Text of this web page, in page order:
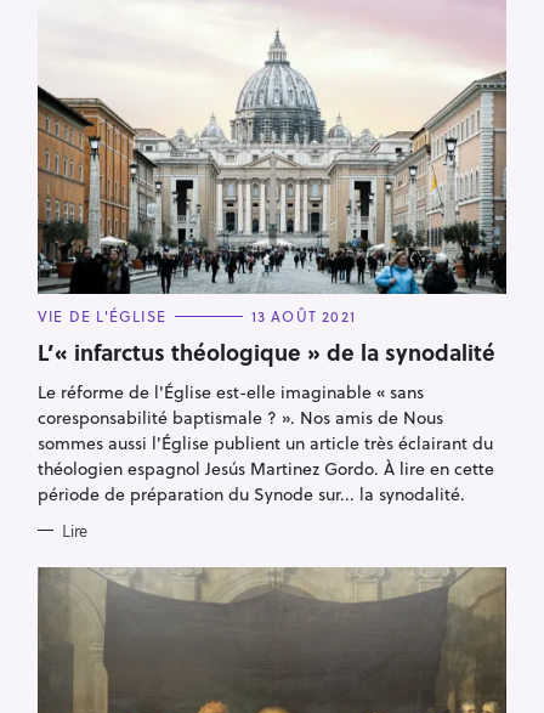
C
T
E
O
I
E
S
VIE DE L'ÉGLISE 13 AOÛT 2021
L’« infarctus théologique » de la synodalité
Le réforme de l'Église est-elle imaginable « sans
coresponsabilité baptismale ? ». Nos amis de Nous
sommes aussi l'Église publient un article très éclairant du
théologien espagnol Jesús Martinez Gordo. À lire en cette
période de préparation du Synode sur... la synodalité.
Lire